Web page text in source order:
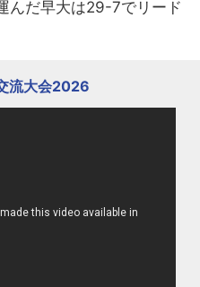
んだ早大は29-7でリード
流大会2026